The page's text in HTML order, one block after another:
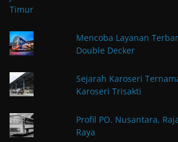
Mencoba Layanan
Double Decker
Sejarah Karoseri
Karoseri Trisakti
Profil PO. Nusantara,
Raya